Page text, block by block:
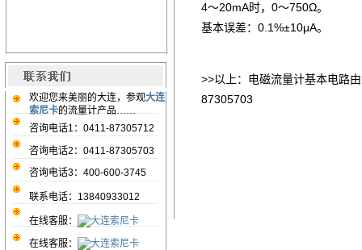
欢迎您来美丽的大连，参观大连
索尼卡的流量计产品……
咨询电话1：0411-87305712
咨询电话2：0411-87305703
咨询电话3：400-600-3745
联系电话：13840933012
在线客服：
在线客服：
4～20mA时，0～750Ω。
基本误差：0.1%±10μA。
>>以上：电磁流量计基本电路
87305703